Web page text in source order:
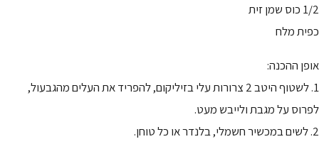
1/2 כוס שמן זית
כפית מלח
אופן ההכנה:
1. לשטוף היטב 2 צרורות עלי בזיליקום, להפריד את העלים מהגבעול,
לפרוס על מגבת ולייבש מעט.
2. לשים במכשיר חשמלי, בלנדר או כל טוחן.